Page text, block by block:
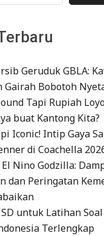
Geruduk GBLA:
Gairah Bobotoh
Tapi Rupiah
buat Kantong Kita?
Iconic! Intip Gaya
di Coachella
Nino Godzilla:
dan Peringatan
untuk Latihan
Terlengkap